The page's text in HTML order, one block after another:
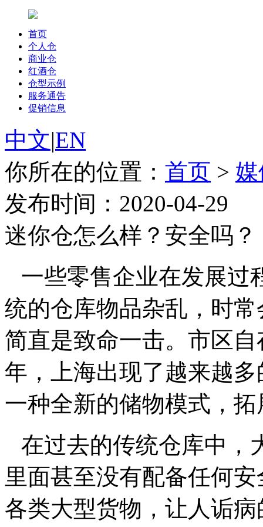
首页
个人仓
商业仓
红酒仓
仓型示例
服务通告
促销信息
中文|EN
你所在的位置： 首页 >
发布时间：2020-04-29
迷你仓怎么样？安全吗？
一些零售企业在发展过
统的仓库物品杂乱，时
简直是致命一击。市区
年，上海出现了越来越
一种全新的储物模式，
在过去的传统仓库中，
里面甚至没有配备任何
各类大型货物，让人诟